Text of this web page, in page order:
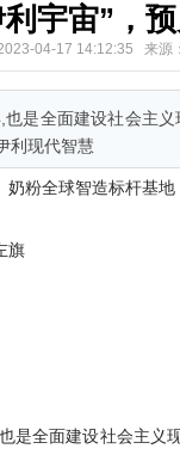
宇宙”，
04-17 14:12:35 来源
是全面建设社会主
利现代智慧
奶粉全球智造标杆基地
旗
是全面建设社会主义